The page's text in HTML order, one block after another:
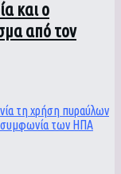
και ο
από τον